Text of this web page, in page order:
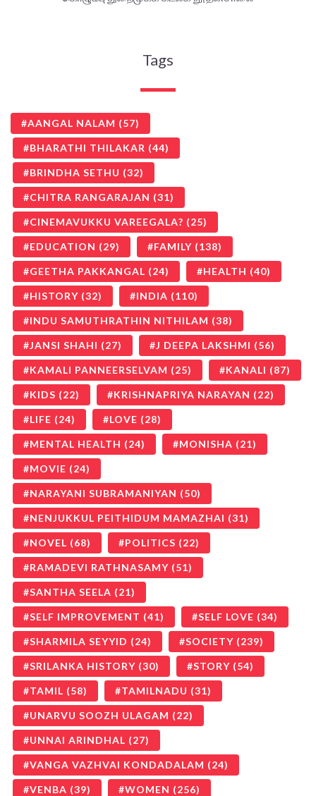
Tags
AANGAL NALAM (57)
BHARATHI THILAKAR (44)
BRINDHA SETHU (32)
CHITRA RANGARAJAN (31)
CINEMAVUKKU VAREEGALA? (25)
EDUCATION (29) FAMILY (138)
GEETHA PAKKANGAL (24) HEALTH (40)
HISTORY (32) INDIA (110)
INDU SAMUTHRATHIN NITHILAM (38)
JANSI SHAHI (27) J DEEPA LAKSHMI (56)
KAMALI PANNEERSELVAM (25) KANALI (87)
KIDS (22) KRISHNAPRIYA NARAYAN (22)
LIFE (24) LOVE (28)
MENTAL HEALTH (24) MONISHA (21)
MOVIE (24)
NARAYANI SUBRAMANIYAN (50)
NENJUKKUL PEITHIDUM MAMAZHAI (31)
NOVEL (68) POLITICS (22)
RAMADEVI RATHNASAMY (51)
SANTHA SEELA (21)
SELF IMPROVEMENT (41) SELF LOVE (34)
SHARMILA SEYYID (24) SOCIETY (239)
SRILANKA HISTORY (30) STORY (54)
TAMIL (58) TAMILNADU (31)
UNARVU SOOZH ULAGAM (22)
UNNAI ARINDHAL (27)
VANGA VAZHVAI KONDADALAM (24)
VENBA (39) WOMEN (256)